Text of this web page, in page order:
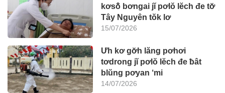
kơsô̆ bơngai jĭ pơlŏ lĕch đe tơ̆
Tây Nguyên tŏk lơ
15/07/2026
Ưh kơ gơ̆h lăng pơhơi
tơdrong jĭ pơlŏ lĕch đe ƀât
blŭng pơyan ‘mi
14/07/2026